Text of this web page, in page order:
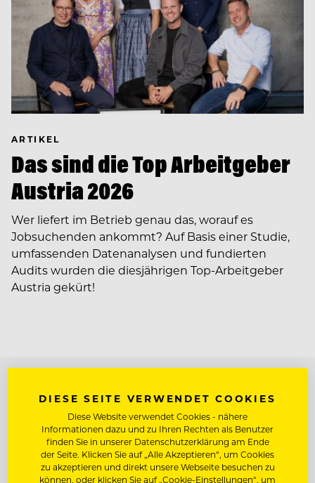
ARTIKEL
Das sind die Top Arbeitgeber
Austria 2026
Wer liefert im Betrieb genau das, worauf es
Jobsuchenden ankommt? Auf Basis einer Studie,
umfassenden Datenanalysen und fundierten
Audits wurden die diesjährigen Top-Arbeitgeber
Austria gekürt!
DIESE SEITE VERWENDET COOKIES
Diese Website verwendet Cookies - nähere
Informationen dazu und zu Ihren Rechten als Benutzer
finden Sie in unserer Datenschutzerklärung am Ende
der Seite. Klicken Sie auf „Alle Akzeptieren“, um Cookies
zu akzeptieren und direkt unsere Webseite besuchen zu
können, oder klicken Sie auf „Cookie-Einstellungen“, um